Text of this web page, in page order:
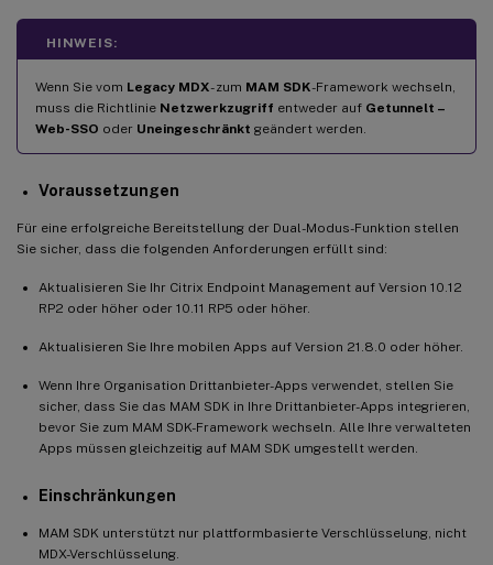
HINWEIS:
Wenn Sie vom Legacy MDX- zum MAM SDK-Framework wechseln,
muss die Richtlinie Netzwerkzugriff entweder auf Getunnelt –
Web-SSO oder Uneingeschränkt geändert werden.
Voraussetzungen
Für eine erfolgreiche Bereitstellung der Dual-Modus-Funktion stellen
Sie sicher, dass die folgenden Anforderungen erfüllt sind:
Aktualisieren Sie Ihr Citrix Endpoint Management auf Version 10.12
RP2 oder höher oder 10.11 RP5 oder höher.
Aktualisieren Sie Ihre mobilen Apps auf Version 21.8.0 oder höher.
Wenn Ihre Organisation Drittanbieter-Apps verwendet, stellen Sie
sicher, dass Sie das MAM SDK in Ihre Drittanbieter-Apps integrieren,
bevor Sie zum MAM SDK-Framework wechseln. Alle Ihre verwalteten
Apps müssen gleichzeitig auf MAM SDK umgestellt werden.
Einschränkungen
MAM SDK unterstützt nur plattformbasierte Verschlüsselung, nicht
MDX-Verschlüsselung.